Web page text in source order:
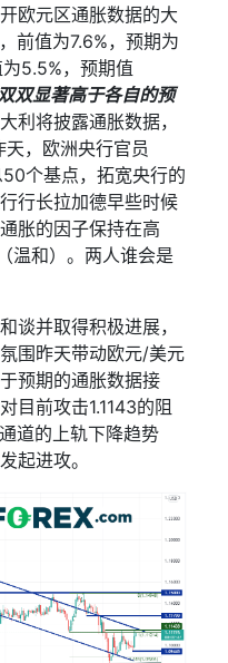
欧元区通胀数据的大
，前值为7.6%，预期为
5.5%，预期值
双显著高于各自的预
利将披露通胀数据，
天，欧洲央行官员
50个基点，拓宽央行的
行长拉加德早些时候
胀的因子保持在高
温和）。两人谁会是
谈并取得积极进展，
围昨天带动欧元/美元
预期的通胀数据接
目前攻击1.1143的阻
道的上轨下降趋势
起进攻。